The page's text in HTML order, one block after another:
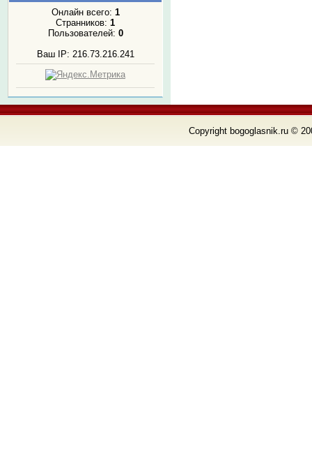
Онлайн всего: 1
Странников: 1
Пользователей: 0
Ваш IP: 216.73.216.241
Copyright bogoglasnik.ru ©